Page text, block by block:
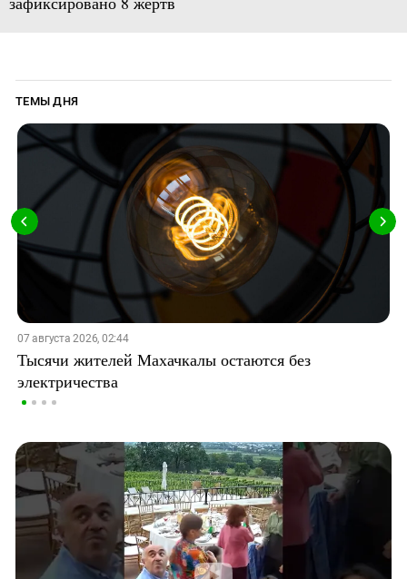
ТЕМЫ ДНЯ
07 августа 2026, 02:44
Тысячи жителей Махачкалы остаются без
электричества